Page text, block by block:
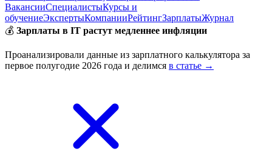
ВакансииСпециалистыКурсы и
обучениеЭкспертыКомпанииРейтингЗарплатыЖурнал
💰 Зарплаты в IT растут медленнее инфляции
Проанализировали данные из зарплатного калькулятора за
первое полугодие 2026 года и делимся в статье →